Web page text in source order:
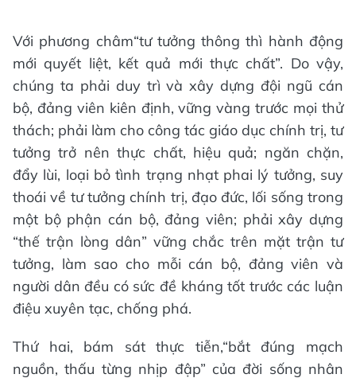
Với phương châm“tư tưởng thông thì hành động
mới quyết liệt, kết quả mới thực chất”. Do vậy,
chúng ta phải duy trì và xây dựng đội ngũ cán
bộ, đảng viên kiên định, vững vàng trước mọi thử
thách; phải làm cho công tác giáo dục chính trị, tư
tưởng trở nên thực chất, hiệu quả; ngăn chặn,
đẩy lùi, loại bỏ tình trạng nhạt phai lý tưởng, suy
thoái về tư tưởng chính trị, đạo đức, lối sống trong
một bộ phận cán bộ, đảng viên; phải xây dựng
“thế trận lòng dân” vững chắc trên mặt trận tư
tưởng, làm sao cho mỗi cán bộ, đảng viên và
người dân đều có sức đề kháng tốt trước các luận
điệu xuyên tạc, chống phá.
Thứ hai, bám sát thực tiễn,“bắt đúng mạch
nguồn, thấu từng nhịp đập” của đời sống nhân